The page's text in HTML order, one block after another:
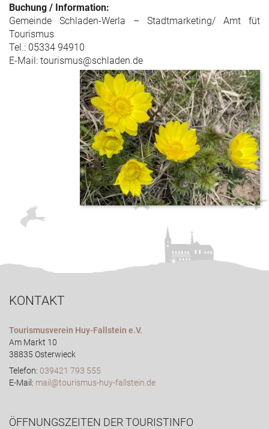
Buchung / Information:
Gemeinde Schladen-Werla – Stadtmarketing/ Amt füt
Tourismus
Tel.: 05334 94910
E-Mail: tourismus@schladen.de
KONTAKT
Tourismusverein Huy-Fallstein e.V.
Am Markt 10
38835 Osterwieck
Telefon: 039421 793 555
E-Mail: mail@tourismus-huy-fallstein.de
ÖFFNUNGSZEITEN DER TOURISTINFO